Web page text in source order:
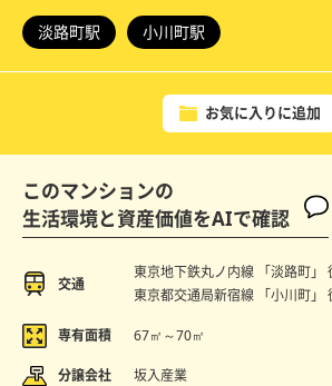
淡路町駅 小川町駅
お気に入りに追加
このマンションの
生活環境と資産価値をAIで確認
交通
東京地下鉄丸ノ内線 「淡路町」
東京都交通局新宿線 「小川町」
専有面積 67㎡～70㎡
分譲会社 坂入産業